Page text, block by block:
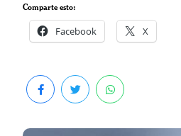
Comparte esto:
Facebook X